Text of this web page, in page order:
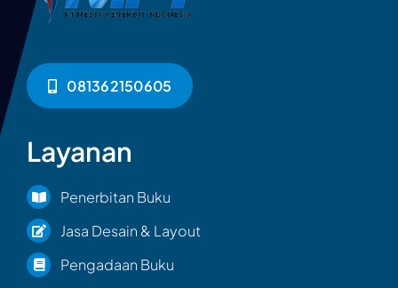
081362150605
Layanan
Penerbitan Buku
Jasa Desain & Layout
Pengadaan Buku